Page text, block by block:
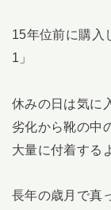
15年位前に購入
1」
休みの日は気に
劣化から靴の中
大量に付着する
長年の歳月で真